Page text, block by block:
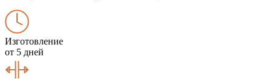
Изготовление
от 5 дней